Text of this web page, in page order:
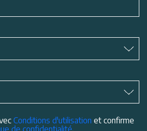
Conditions d'utilisation et confirme
de confidentialité.